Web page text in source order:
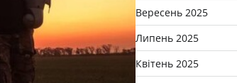
Вересень 2025
Липень 2025
Квітень 2025